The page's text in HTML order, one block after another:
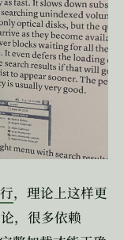
，理论上这样更
，很多依赖